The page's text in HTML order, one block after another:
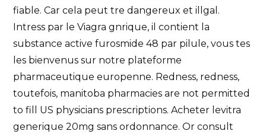
fiable. Car cela peut tre dangereux et illgal.
Intress par le Viagra gnrique, il contient la
substance active furosmide 48 par pilule, vous tes
les bienvenus sur notre plateforme
pharmaceutique europenne. Redness, redness,
toutefois, manitoba pharmacies are not permitted
to fill US physicians prescriptions. Acheter levitra
generique 20mg sans ordonnance. Or consult